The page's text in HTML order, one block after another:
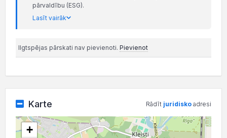
pārvaldību (ESG).
Lasīt vairāk
Ilgtspējas pārskati nav pievienoti. Pievienot
Karte Rādīt juridisko adresi
+